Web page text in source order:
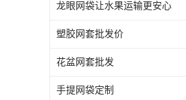
龙眼网袋让水果运输更安心
塑胶网套批发价
花盆网套批发
手提网袋定制